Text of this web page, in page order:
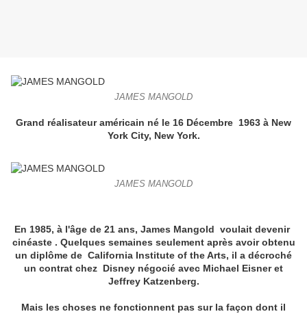
JAMES MANGOLD
Grand réalisateur américain né le 16 Décembre 1963 à New
York City, New York.
JAMES MANGOLD
En 1985, à l'âge de 21 ans, James Mangold voulait devenir
cinéaste . Quelques semaines seulement après avoir obtenu
un diplôme de California Institute of the Arts, il a décroché
un contrat chez Disney négocié avec Michael Eisner et
Jeffrey Katzenberg.
Mais les choses ne fonctionnent pas sur la façon dont il